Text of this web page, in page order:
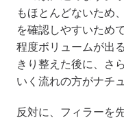
もほとんどないため
を確認しやすいため
程度ボリュームが出
きり整えた後に、さ
いく流れの方がナチ
反対に、フィラーを